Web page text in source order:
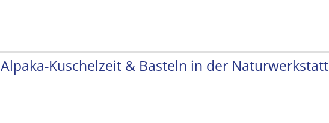
Alpaka-Kuschelzeit & Basteln in der Naturwerkstatt